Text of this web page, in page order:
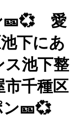
🎫💞 愛
下にあ
ス池下整
市千種区
ン🎫💞